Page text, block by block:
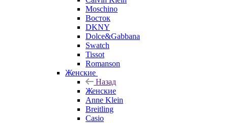
Moschino
Восток
DKNY
Dolce&Gabbana
Swatch
Tissot
Romanson
Женские
Назад
Женские
Anne Klein
Breitling
Casio